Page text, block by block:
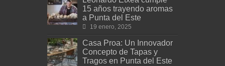
15 años trayendo aromas
a Punta del Este
19 enero, 2025
Casa Proa: Un Innovador
Concepto de Tapas y
Tragos en Punta del Este